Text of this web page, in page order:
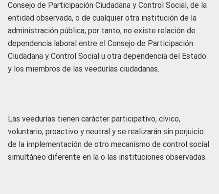
Consejo de Participación Ciudadana y Control Social, de la
entidad observada, o de cualquier otra institución de la
administración pública; por tanto, no existe relación de
dependencia laboral entre el Consejo de Participación
Ciudadana y Control Social u otra dependencia del Estado
y los miembros de las veedurías ciudadanas.
Las veedurías tienen carácter participativo, cívico,
voluntario, proactivo y neutral y se realizarán sin perjuicio
de la implementación de otro mecanismo de control social
simultáneo diferente en la o las instituciones observadas.